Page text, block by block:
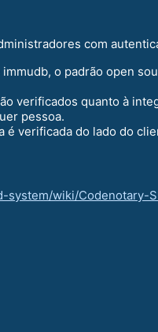
com
o padrão open
verificados quanto à
pessoa.
verificada do lado do
system/wiki/Codenotary-